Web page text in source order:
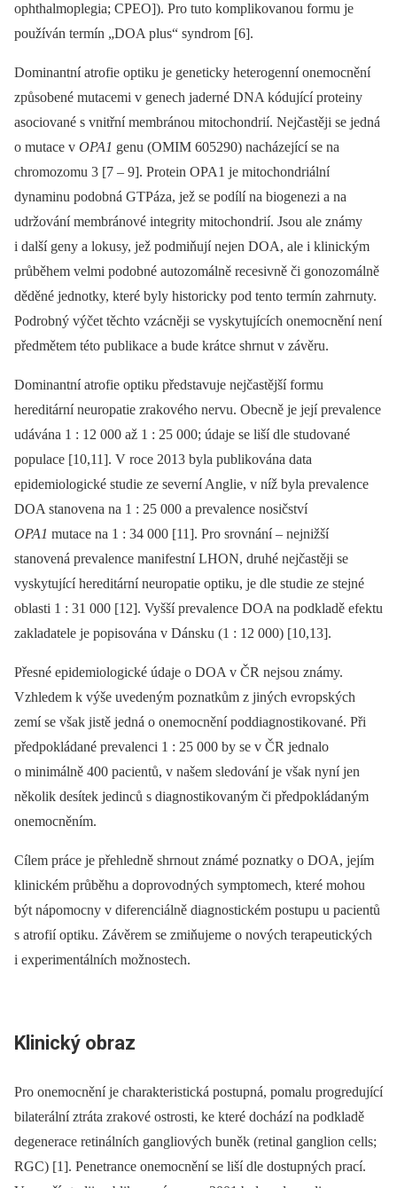
ophthalmoplegia; CPEO]). Pro tuto komplikovanou formu je
používán termín „DOA plus“ syndrom [6].
Dominantní atrofie optiku je geneticky heterogen­ní onemocnění
způsobené mutacemi v genech jaderné DNA kódující proteiny
asociované s vnitřní membránou mitochondrií. Nejčastěji se jedná
o mutace v OPA1 genu (OMIM 605290) nacházející se na
chromozomu 3 [7 –⁠ 9]. Protein OPA1 je mitochondriální
dynaminu podobná GTPáza, jež se podílí na bio­genezi a na
udržování membránové integrity mitochondrií. Jsou ale známy
i další geny a lokusy, jež podmiňují nejen DOA, ale i klinickým
průběhem velmi podobné autozomálně recesivně či gonozomálně
děděné jednotky, které byly historicky pod tento termín zahrnuty.
Podrobný výčet těchto vzácněji se vyskytujících onemocnění není
předmětem této publikace a bude krátce shrnut v závěru.
Dominantní atrofie optiku představuje nejčastější formu
hereditární neuropatie zrakového nervu. Obecně je její prevalence
udávána 1 : 12 000 až 1 : 25 000; údaje se liší dle studované
populace [10,11]. V roce 2013 byla publikována data
epidemiologické studie ze severní Anglie, v níž byla prevalence
DOA stanovena na 1 : 25 000 a prevalence nosičství
OPA1 mutace na 1 : 34 000 [11]. Pro srovnání –⁠ nejnižší
stanovená prevalence manifestní LHON, druhé nejčastěji se
vyskytující hereditární neuropatie optiku, je dle studie ze stejné
oblasti 1 : 31 000 [12]. Vyšší prevalence DOA na podkladě efektu
zakladatele je popisována v Dánsku (1 : 12 000) [10,13].
Přesné epidemiologické údaje o DOA v ČR nejsou známy.
Vzhledem k výše uvedeným poznatkům z jiných evropských
zemí se však jistě jedná o onemocnění poddia­gnostikované. Při
předpokládané prevalenci 1 : 25 000 by se v ČR jednalo
o minimálně 400 pa­cientů, v našem sledování je však nyní jen
několik desítek jedinců s dia­gnostikovaným či předpokládaným
onemocněním.
Cílem práce je přehledně shrnout známé poznatky o DOA, jejím
klinickém průběhu a doprovodných symp­tomech, které mohou
být nápomocny v diferenciálně dia­gnostickém postupu u pa­cientů
s atrofií optiku. Závěrem se zmiňujeme o nových terapeutických
i experimentálních možnostech.
Klinický obraz
Pro onemocnění je charakteristická postupná, pomalu progredující
bilaterální ztráta zrakové ostrosti, ke které dochází na podkladě
degenerace retinálních gangliových buněk (retinal ganglion cel­ls;
RGC) [1]. Penetrance onemocnění se liší dle dostupných prací.